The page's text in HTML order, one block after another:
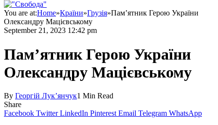
You are at:Home»Країни»Грузія»Пам’ятник Герою України
Олександру Мацієвському
September 21, 2023 12:42 pm
Пам’ятник Герою України
Олександру Мацієвському
By Георгій Лук’янчук1 Min Read
Share
Facebook Twitter LinkedIn Pinterest Email Telegram WhatsApp